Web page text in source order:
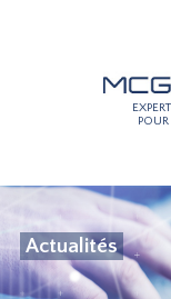
Actualités